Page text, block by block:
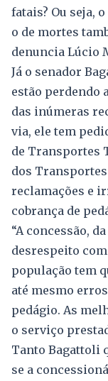
fatais? Ou seja,
o de mortes
denuncia Lúcio
Já o senador
estão perdendo
das inúmeras
via, ele tem
de Transportes
dos
reclamações e
cobrança de
“A concessão,
desrespeito com
população tem
até mesmo
pedágio. As
o serviço
Tanto Bagattoli
se a